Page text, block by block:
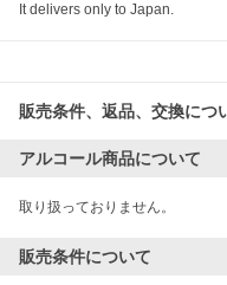
It delivers only to Japan.
販売条件、返品、交換につ
アルコール商品について
取り扱っておりません。
販売条件について